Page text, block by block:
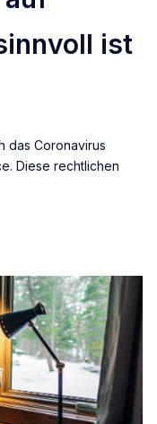
ist
das Coronavirus
Diese rechtlichen